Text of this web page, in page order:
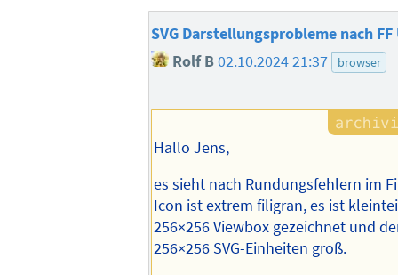
SVG Darstellungsprobleme nach
Rolf B02.10.2024 21:37 browser
Hallo Jens,
es sieht nach Rundungsfehlern im
Icon ist extrem filigran, es ist
256×256 Viewbox gezeichnet und
256×256 SVG-Einheiten groß.